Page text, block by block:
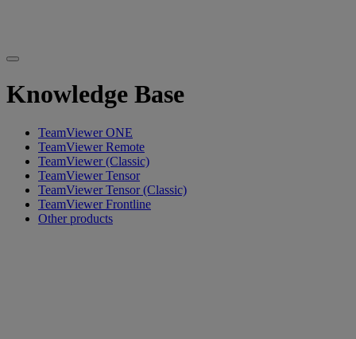
Knowledge Base
TeamViewer ONE
TeamViewer Remote
TeamViewer (Classic)
TeamViewer Tensor
TeamViewer Tensor (Classic)
TeamViewer Frontline
Other products